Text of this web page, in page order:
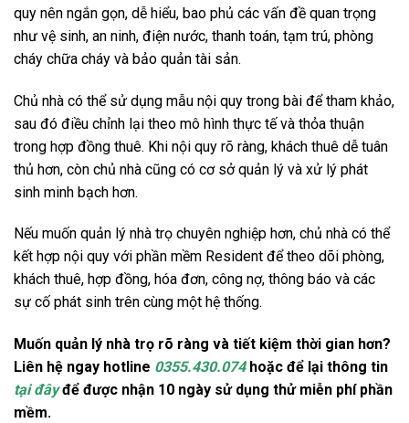
quy nên ngắn gọn, dễ hiểu, bao phủ các vấn đề quan trọng
như vệ sinh, an ninh, điện nước, thanh toán, tạm trú, phòng
cháy chữa cháy và bảo quản tài sản.
Chủ nhà có thể sử dụng mẫu nội quy trong bài để tham khảo,
sau đó điều chỉnh lại theo mô hình thực tế và thỏa thuận
trong hợp đồng thuê. Khi nội quy rõ ràng, khách thuê dễ tuân
thủ hơn, còn chủ nhà cũng có cơ sở quản lý và xử lý phát
sinh minh bạch hơn.
Nếu muốn quản lý nhà trọ chuyên nghiệp hơn, chủ nhà có thể
kết hợp nội quy với phần mềm Resident để theo dõi phòng,
khách thuê, hợp đồng, hóa đơn, công nợ, thông báo và các
sự cố phát sinh trên cùng một hệ thống.
Muốn quản lý nhà trọ rõ ràng và tiết kiệm thời gian hơn?
Liên hệ ngay hotline 0355.430.074hoặc để lại thông tin
tại đâyđể được nhận 10 ngày sử dụng thử miễn phí phần
mềm.